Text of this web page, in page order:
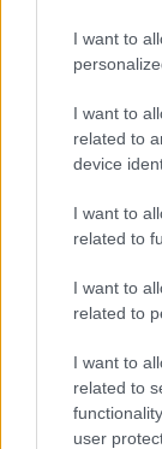
I want to
I want to
related to
device
I want to
related to
I want to
related to
I want to
related to
user
prilagojenimi
Več iz
Plohe in nevihte
večera zajele večji